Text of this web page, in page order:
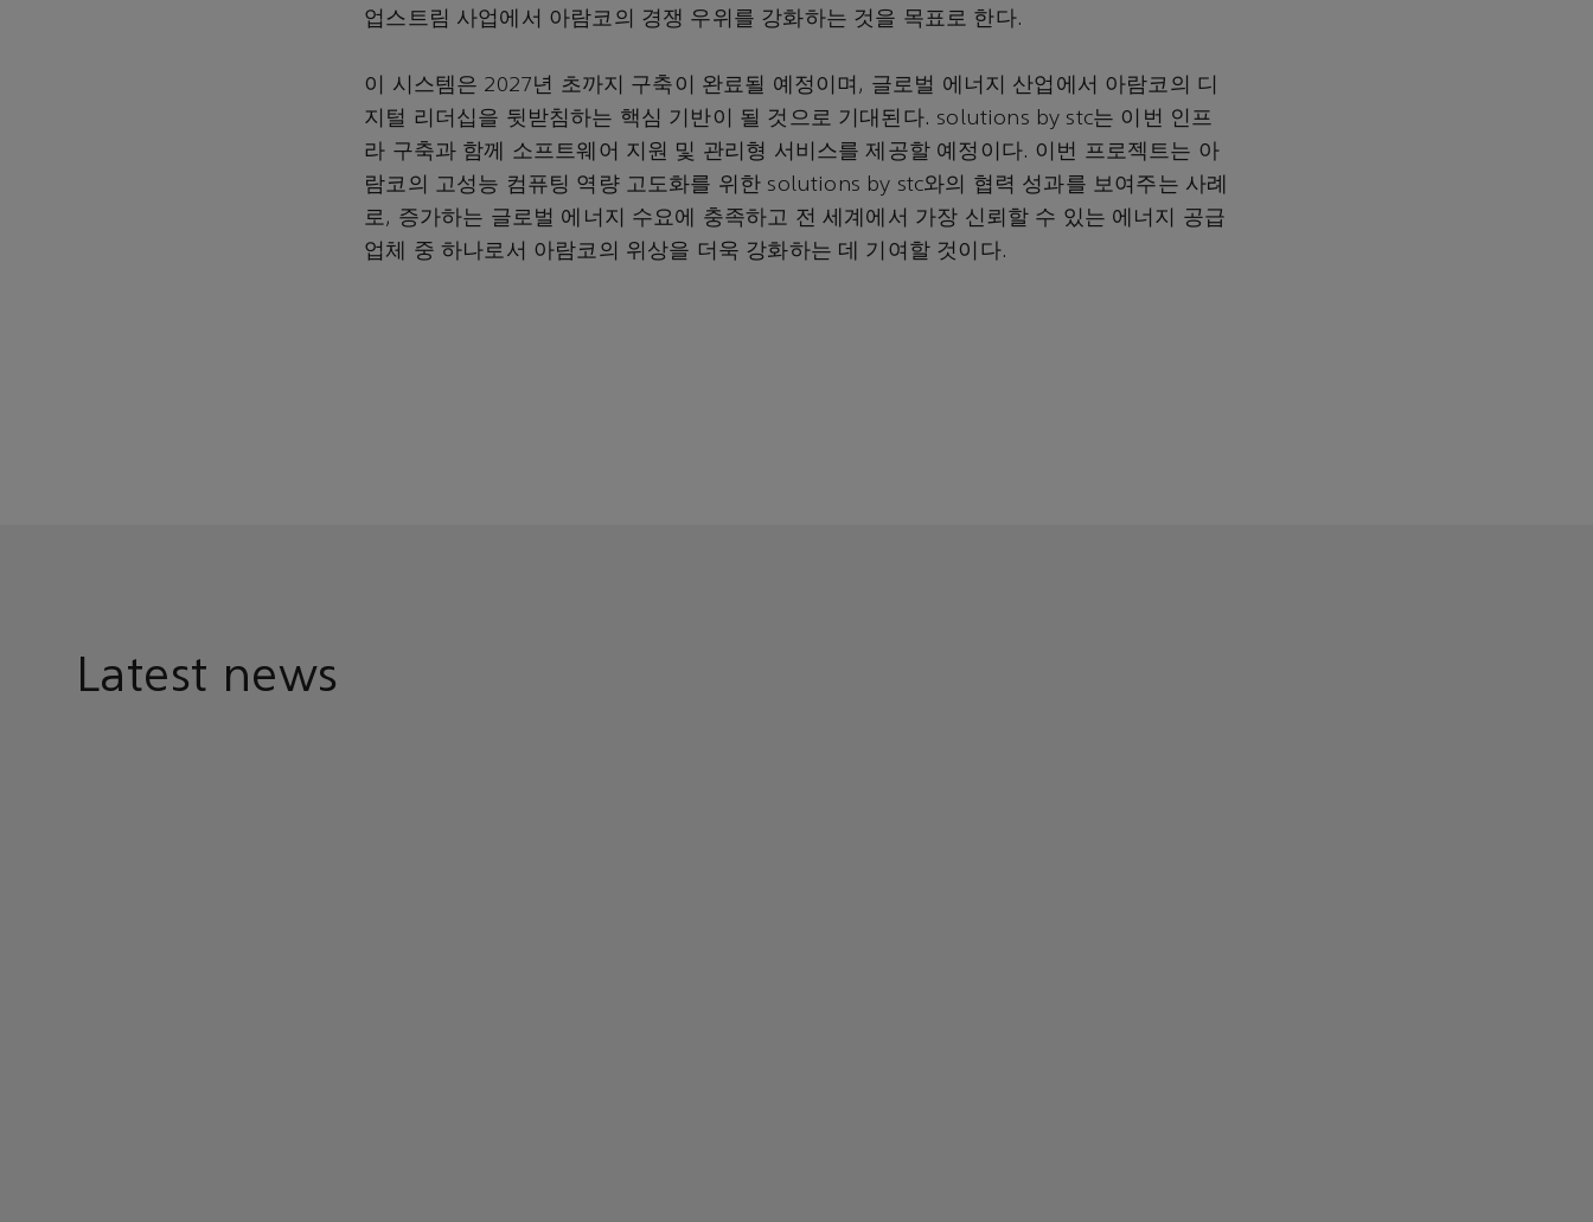
업스트림 사업에서 아람코의 경쟁 우위를 강화하는 것을 목표로 한다.
이 시스템은 2027년 초까지 구축이 완료될 예정이며, 글로벌 에너지 산업에서 아람코의 디
지털 리더십을 뒷받침하는 핵심 기반이 될 것으로 기대된다. solutions by stc는 이번 인프
라 구축과 함께 소프트웨어 지원 및 관리형 서비스를 제공할 예정이다. 이번 프로젝트는 아
람코의 고성능 컴퓨팅 역량 고도화를 위한 solutions by stc와의 협력 성과를 보여주는 사례
로, 증가하는 글로벌 에너지 수요에 충족하고 전 세계에서 가장 신뢰할 수 있는 에너지 공급
업체 중 하나로서 아람코의 위상을 더욱 강화하는 데 기여할 것이다.
Latest news